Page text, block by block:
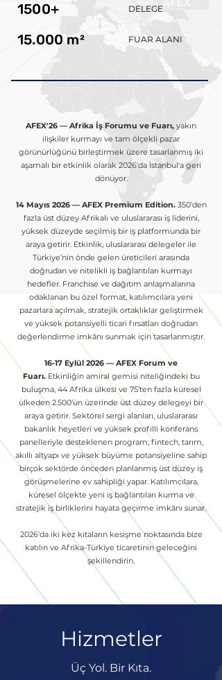
1500+
DELEGE
15.000 m² FUAR ALANI
AFEX'26 — Afrika İş Forumu ve Fuarı, yakın
ilişkiler kurmayı ve tam ölçekli pazar
görünürlüğünü birleştirmek üzere tasarlanmış iki
aşamalı bir etkinlik olarak 2026'da İstanbul'a geri
dönüyor.
14 Mayıs 2026 — AFEX Premium Edition.350’den
fazla üst düzey Afrikalı ve uluslararası iş liderini,
yüksek düzeyde seçilmiş bir iş platformunda bir
araya getirir. Etkinlik, uluslararası delegeler ile
Türkiye’nin önde gelen üreticileri arasında
doğrudan ve nitelikli iş bağlantıları kurmayı
hedefler. Franchise ve dağıtım anlaşmalarına
odaklanan bu özel format, katılımcılara yeni
pazarlara açılmak, stratejik ortaklıklar geliştirmek
ve yüksek potansiyelli ticari fırsatları doğrudan
değerlendirme imkânı sunmak için tasarlanmıştır.
16-17 Eylül 2026 — AFEX Forum ve
Fuarı.Etkinliğin amiral gemisi niteliğindeki bu
buluşma, 44 Afrika ülkesi ve 75’ten fazla küresel
ülkeden 2.500’ün üzerinde üst düzey delegeyi bir
araya getirir. Sektörel sergi alanları, uluslararası
bakanlık heyetleri ve yüksek profilli konferans
panelleriyle desteklenen program; fintech, tarım,
akıllı altyapı ve yüksek büyüme potansiyeline sahip
birçok sektörde önceden planlanmış üst düzey iş
görüşmelerine ev sahipliği yapar. Katılımcılara,
küresel ölçekte yeni iş bağlantıları kurma ve
stratejik iş birliklerini hayata geçirme imkânı sunar.
2026'da iki kez kıtaların kesişme noktasında bize
katılın ve Afrika-Türkiye ticaretinin geleceğini
şekillendirin.
Hizmetler
Üç Yol. Bir Kıta.